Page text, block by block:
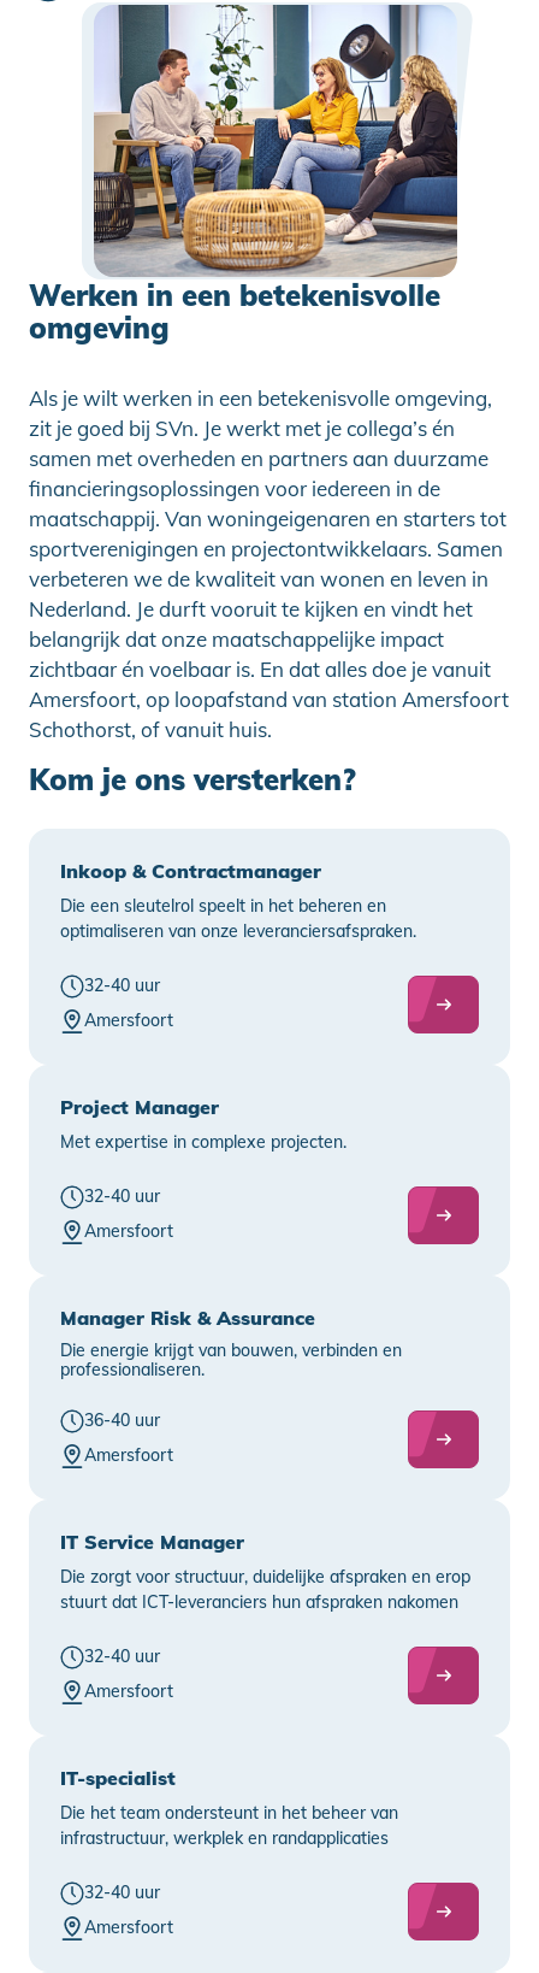
Werken in een betekenisvolle
omgeving
Als je wilt werken in een betekenisvolle omgeving,
zit je goed bij SVn. Je werkt met je collega’s én
samen met overheden en partners aan duurzame
financieringsoplossingen voor iedereen in de
maatschappij. Van woningeigenaren en starters tot
sportverenigingen en projectontwikkelaars. Samen
verbeteren we de kwaliteit van wonen en leven in
Nederland. Je durft vooruit te kijken en vindt het
belangrijk dat onze maatschappelijke impact
zichtbaar én voelbaar is. En dat alles doe je vanuit
Amersfoort, op loopafstand van station Amersfoort
Schothorst, of vanuit huis.
Kom je ons versterken?
Inkoop & Contractmanager
Die een sleutelrol speelt in het beheren en
optimaliseren van onze leveranciersafspraken.
32-40 uur
Amersfoort
Project Manager
Met expertise in complexe projecten.
32-40 uur
Amersfoort
Manager Risk & Assurance
Die energie krijgt van bouwen, verbinden en
professionaliseren.
36-40 uur
Amersfoort
IT Service Manager
Die zorgt voor structuur, duidelijke afspraken en erop
stuurt dat ICT-leveranciers hun afspraken nakomen
32-40 uur
Amersfoort
IT-specialist
Die het team ondersteunt in het beheer van
infrastructuur, werkplek en randapplicaties
32-40 uur
Amersfoort